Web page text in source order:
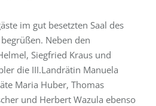
im gut besetzten Saal des
Neben den
Siegfried Kraus und
die III.Landrätin Manuela
Maria Huber, Thomas
und Herbert Wazula ebenso